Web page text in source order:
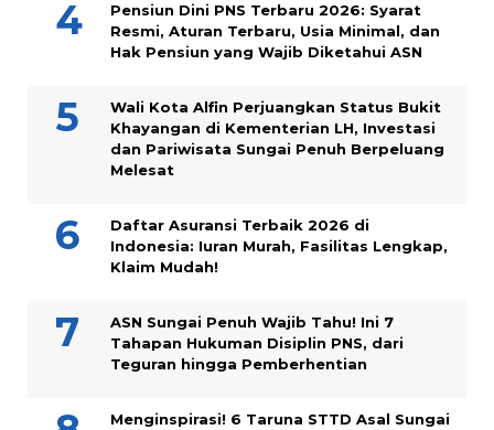
Pensiun Dini PNS Terbaru 2026: Syarat
Resmi, Aturan Terbaru, Usia Minimal, dan
Hak Pensiun yang Wajib Diketahui ASN
Wali Kota Alfin Perjuangkan Status Bukit
Khayangan di Kementerian LH, Investasi
dan Pariwisata Sungai Penuh Berpeluang
Melesat
Daftar Asuransi Terbaik 2026 di
Indonesia: Iuran Murah, Fasilitas Lengkap,
Klaim Mudah!
ASN Sungai Penuh Wajib Tahu! Ini 7
Tahapan Hukuman Disiplin PNS, dari
Teguran hingga Pemberhentian
Menginspirasi! 6 Taruna STTD Asal Sungai